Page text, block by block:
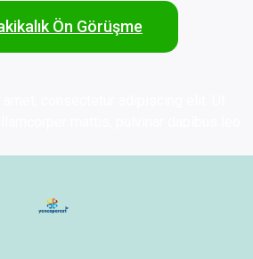
Ön Görüşme